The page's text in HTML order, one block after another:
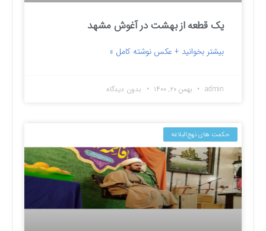
یک قطعه از بهشت در آغوش مشهد
بیشتر بخوانید + عکس نوشته کامل »
admin بهمن ۲۰, ۱۴۰۰ بدون دیدگاه
حکمت های نهج‌البلاغه